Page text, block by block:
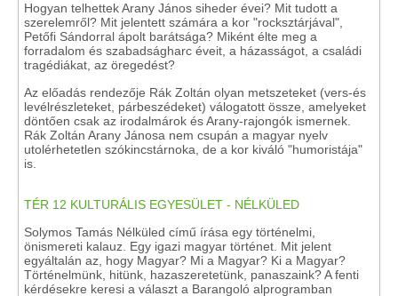
Hogyan telhettek Arany János siheder évei? Mit tudott a
szerelemről? Mit jelentett számára a kor "rocksztárjával",
Petőfi Sándorral ápolt barátsága? Miként élte meg a
forradalom és szabadságharc éveit, a házasságot, a családi
tragédiákat, az öregedést?
Az előadás rendezője Rák Zoltán olyan metszeteket (vers-és
levélrészleteket, párbeszédeket) válogatott össze, amelyeket
döntően csak az irodalmárok és Arany-rajongók ismernek.
Rák Zoltán Arany Jánosa nem csupán a magyar nyelv
utolérhetetlen szókincstárnoka, de a kor kiváló "humoristája"
is.
TÉR 12 KULTURÁLIS EGYESÜLET - NÉLKÜLED
Solymos Tamás Nélküled című írása egy történelmi,
önismereti kalauz. Egy igazi magyar történet. Mit jelent
egyáltalán az, hogy Magyar? Mi a Magyar? Ki a Magyar?
Történelmünk, hitünk, hazaszeretetünk, panaszaink? A fenti
kérdésekre keresi a választ a Barangoló alprogramban